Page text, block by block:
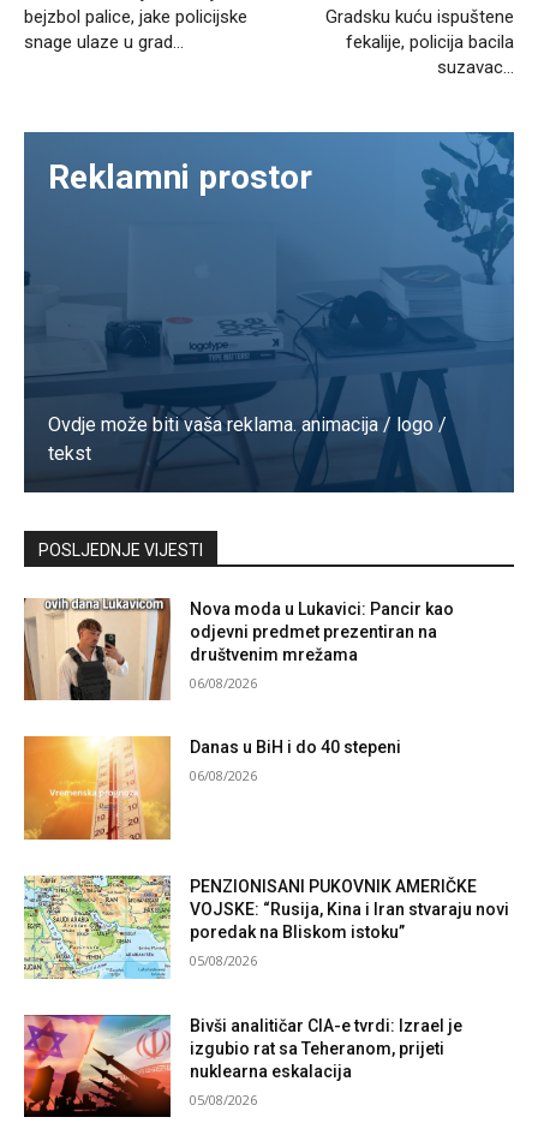
bejzbol palice, jake policijske
snage ulaze u grad…
Gradsku kuću ispuštene
fekalije, policija bacila
suzavac…
Reklamni prostor
Ovdje može biti vaša reklama. animacija / logo /
tekst
Kontaktirajte nas
POSLJEDNJE VIJESTI
Nova moda u Lukavici: Pancir kao
odjevni predmet prezentiran na
društvenim mrežama
06/08/2026
Danas u BiH i do 40 stepeni
06/08/2026
PENZIONISANI PUKOVNIK AMERIČKE
VOJSKE: “Rusija, Kina i Iran stvaraju novi
poredak na Bliskom istoku”
05/08/2026
Bivši analitičar CIA-e tvrdi: Izrael je
izgubio rat sa Teheranom, prijeti
nuklearna eskalacija
05/08/2026